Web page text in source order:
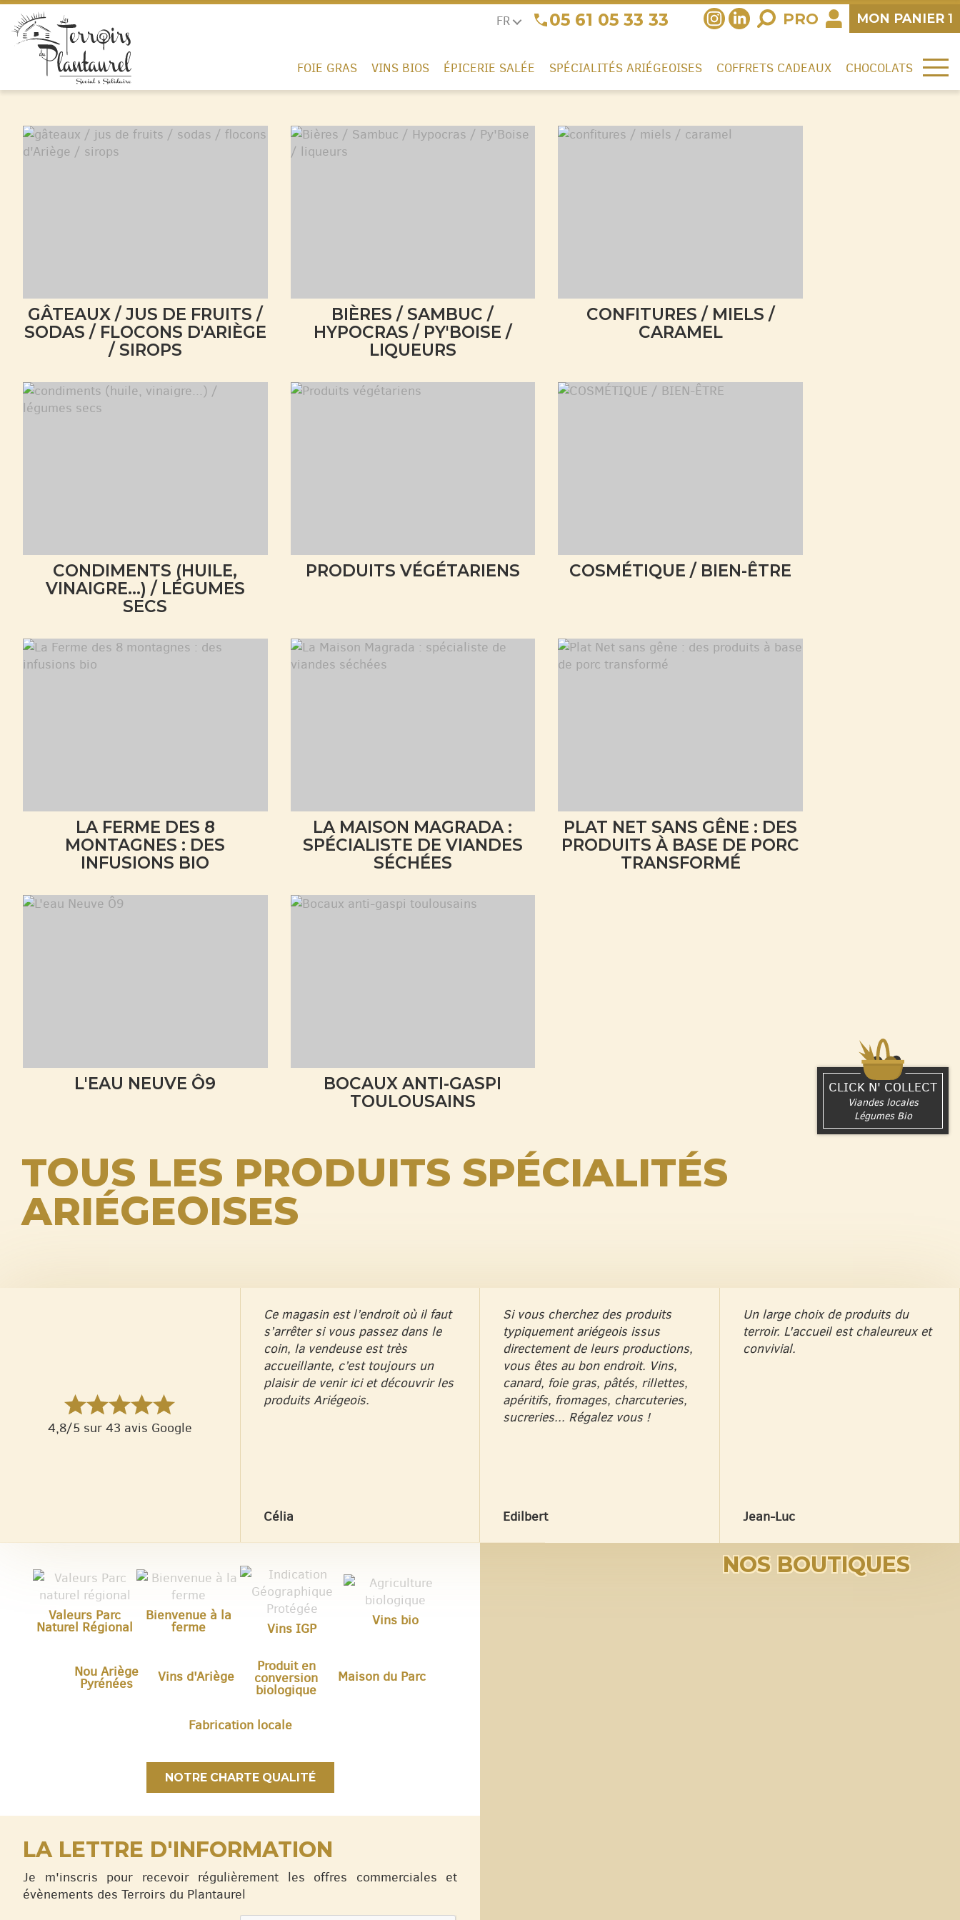
FR 05 61 05 33 33 PRO MON PANIER 1
FOIE GRAS VINS BIOS ÉPICERIE SALÉE SPÉCIALITÉS ARIÉGEOISES COFFRETS CADEAUX CHOCOLATS
GÂTEAUX / JUS DE FRUITS /
SODAS / FLOCONS D'ARIÈGE
/ SIROPS
BIÈRES / SAMBUC /
HYPOCRAS / PY'BOISE /
LIQUEURS
CONFITURES / MIELS /
CARAMEL
CONDIMENTS (HUILE,
VINAIGRE...) / LÉGUMES
SECS
PRODUITS VÉGÉTARIENS COSMÉTIQUE / BIEN-ÊTRE
LA FERME DES 8
MONTAGNES : DES
INFUSIONS BIO
LA MAISON MAGRADA :
SPÉCIALISTE DE VIANDES
SÉCHÉES
PLAT NET SANS GÊNE : DES
PRODUITS À BASE DE PORC
TRANSFORMÉ
L'EAU NEUVE Ô9
BOCAUX ANTI-GASPI
TOULOUSAINS
TOUS LES PRODUITS SPÉCIALITÉS
ARIÉGEOISES
4,8/5 sur 43 avis Google
Ce magasin est l’endroit où il faut
s’arrêter si vous passez dans le
coin, la vendeuse est très
accueillante, c’est toujours un
plaisir de venir ici et découvrir les
produits Ariégeois.
Célia
Si vous cherchez des produits
typiquement ariégeois issus
directement de leurs productions,
vous êtes au bon endroit. Vins,
canard, foie gras, pâtés, rillettes,
apéritifs, fromages, charcuteries,
sucreries... Régalez vous !
Edilbert
Un large choix de produits du
terroir. L'accueil est chaleureux et
convivial.
Jean-Luc
Valeurs Parc
Naturel Régional
Bienvenue à la
ferme Vins IGP Vins bio
Nou Ariège
Pyrénées Vins d'Ariège
Produit en
conversion
biologique
Maison du Parc
Fabrication locale
NOTRE CHARTE QUALITÉ
LA LETTRE D'INFORMATION
Je m'inscris pour recevoir régulièrement les offres commerciales et
évènements des Terroirs du Plantaurel
NOS BOUTIQUES
CLICK N' COLLECT
Viandes locales
Légumes Bio